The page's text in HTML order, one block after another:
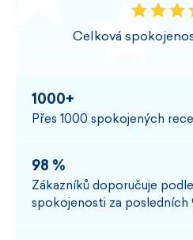
Celková
1000+
Přes 1000 spokojených
98 %
Zákazníků doporučuje
spokojenosti za posledních